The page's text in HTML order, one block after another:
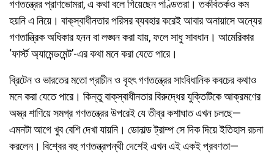
গণতন্ত্রের প্রাণভোমরা, এ কথা বলে গিয়েছেন পণ্ডিতরা। তর্কবিতর্কও কম
হয়নি এ নিয়ে। বাক্‌স্বাধীনতার পরিসর ব্যবহার করেই আবার অনায়াসে অন্যের
গণতান্ত্রিক অধিকার হনন বা লঙ্ঘন করা যায়, ফলে সাধু সাবধান। আমেরিকার
‘ফার্স্ট অ্যামেন্ডমেন্ট’-এর কথা মনে করা যেতে পারে।
ব্রিটেন ও ভারতের মতো প্রাচীন ও বৃহৎ গণতন্ত্রের সাংবিধানিক কবচের কথাও
মনে করা যেতে পারে। কিন্তু বাক্‌স্বাধীনতার বিরুদ্ধের যুক্তিটিকে আক্রমণের
অস্ত্র শাণিয়ে সমগ্র গণতন্ত্রের উপরেই যে তীব্র কশাঘাত এখন চলছে—
এমনটা আগে খুব বেশি দেখা যায়নি। ডোনাল্ড ট্রাম্প সে দিক দিয়ে ইতিহাস রচনা
করলেন। বিশ্বের বহু গণতন্ত্রপন্থী দেশেই এখন এই একই প্রবণতা—